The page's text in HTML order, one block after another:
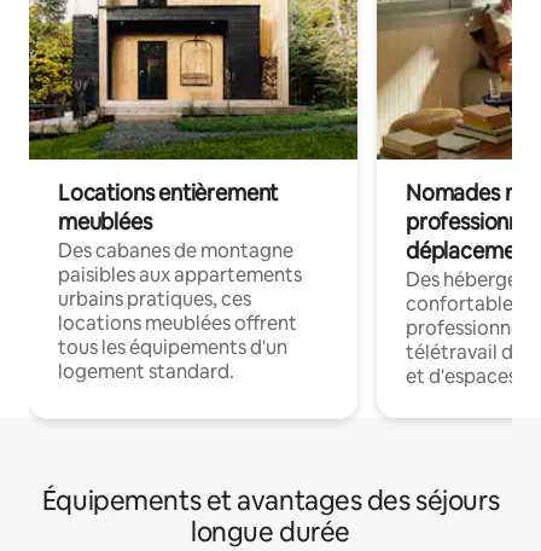
Locations entièrement
meublées
Des cabanes de montagne
paisibles aux appartements
urbains pratiques, ces
locations meublées offrent
tous les équipements d'un
logement standard.
Nomades
déplacement
Des
confortables
professionnels
télétravail
et d'espaces
Équipements et avantages des séjours
longue durée